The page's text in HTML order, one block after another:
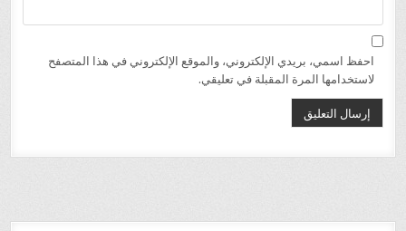
احفظ اسمي، بريدي الإلكتروني، والموقع الإلكتروني في هذا المتصفح
لاستخدامها المرة المقبلة في تعليقي.